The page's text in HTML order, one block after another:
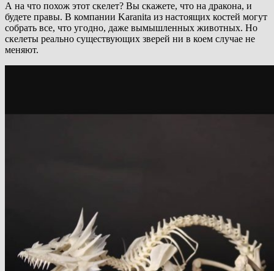
А на что похож этот скелет? Вы скажете, что на дракона, и
будете правы. В компании Karanita из настоящих костей могут
собрать все, что угодно, даже вымышленных животных. Но
скелеты реально существующих зверей ни в коем случае не
меняют.